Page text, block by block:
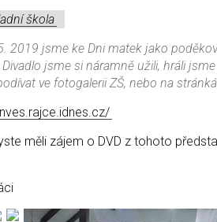
škola
2019 jsme ke Dni matek jako
jsme si náramně užili, hráli
ve fotogalerii ZŠ, nebo na
měli zájem o DVD z tohoto